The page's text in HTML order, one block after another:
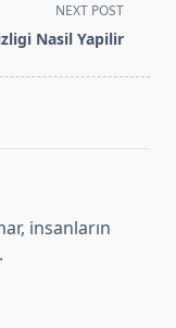
NEXT POST
Nasil Yapilir
insanların